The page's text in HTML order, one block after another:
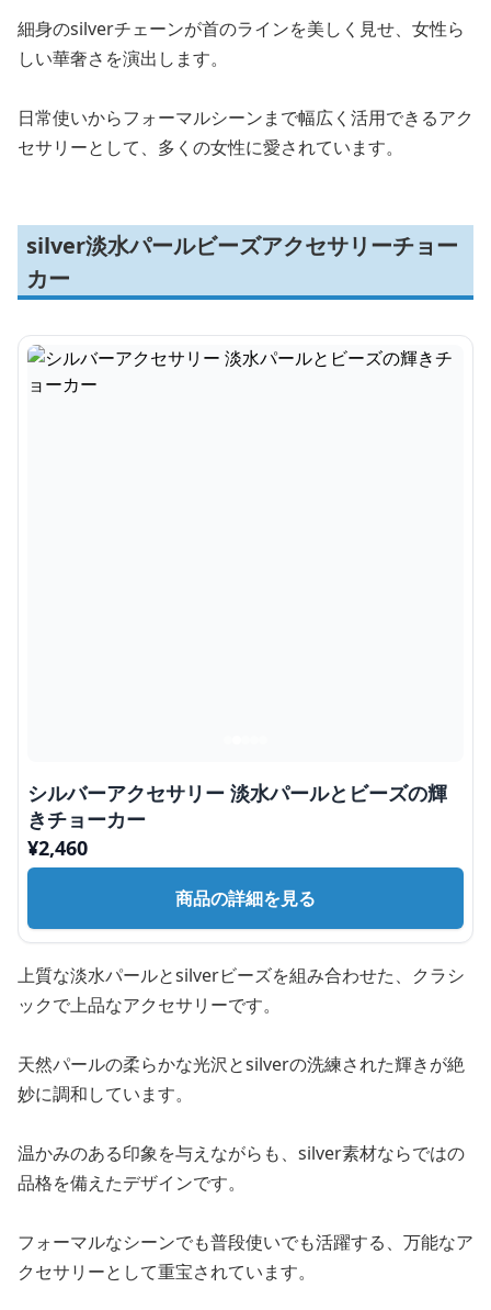
細身のsilverチェーンが首のラインを美しく見せ、女性ら
しい華奢さを演出します。
日常使いからフォーマルシーンまで幅広く活用できるアク
セサリーとして、多くの女性に愛されています。
silver淡水パールビーズアクセサリーチョー
カー
シルバーアクセサリー 淡水パールとビーズの輝
きチョーカー
¥2,460
商品の詳細を見る
上質な淡水パールとsilverビーズを組み合わせた、クラシ
ックで上品なアクセサリーです。
天然パールの柔らかな光沢とsilverの洗練された輝きが絶
妙に調和しています。
温かみのある印象を与えながらも、silver素材ならではの
品格を備えたデザインです。
フォーマルなシーンでも普段使いでも活躍する、万能なア
クセサリーとして重宝されています。